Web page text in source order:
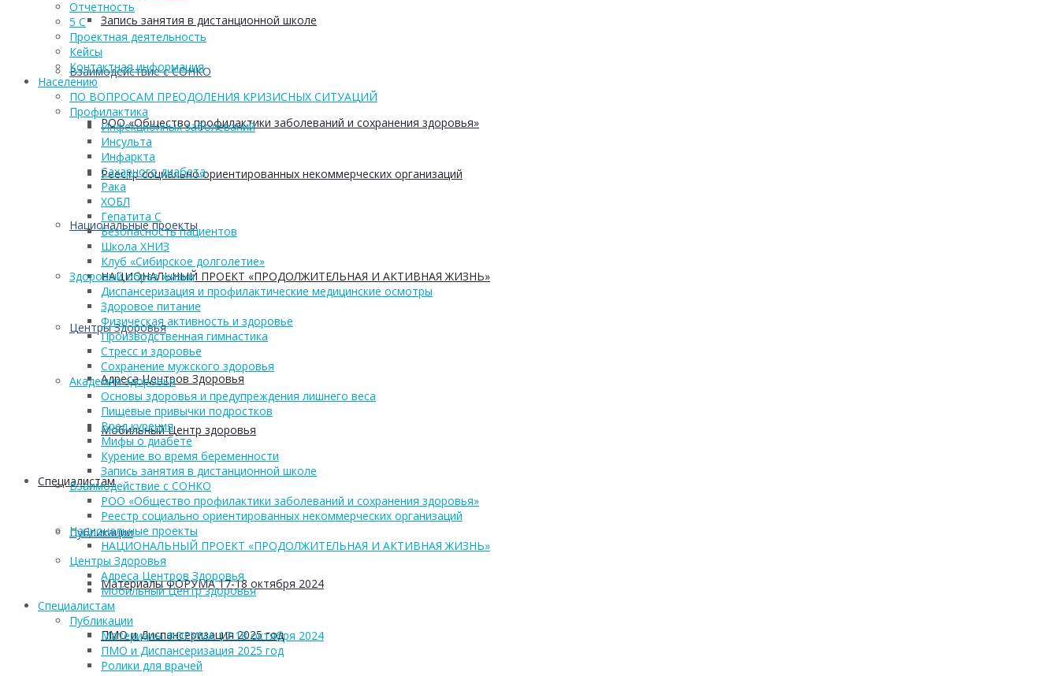
Запись занятия в дистанционной школе
Взаимодействие с СОНКО
РОО «Общество профилактики заболеваний и сохранения здоровья»
Реестр социально ориентированных некоммерческих организаций
Национальные проекты
НАЦИОНАЛЬНЫЙ ПРОЕКТ «ПРОДОЛЖИТЕЛЬНАЯ И АКТИВНАЯ ЖИЗНЬ»
Центры Здоровья
Адреса Центров Здоровья
Мобильный Центр здоровья
Cпециалистам
Публикации
Материалы ФОРУМА 17-18 октября 2024
ПМО и Диспансеризация 2025 год
Отчетность
5 С
Проектная деятельность
Кейсы
Контактная информация
Населению
ПО ВОПРОСАМ ПРЕОДОЛЕНИЯ КРИЗИСНЫХ СИТУАЦИЙ
Профилактика
Инфекционных заболеваний
Инсульта
Инфаркта
Сахарного диабета
Рака
ХОБЛ
Гепатита С
Безопасность пациентов
Школа ХНИЗ
Клуб «Сибирское долголетие»
Здоровый образ жизни
Диспансеризация и профилактические медицинские осмотры
Здоровое питание
Физическая активность и здоровье
Производственная гимнастика
Стресс и здоровье
Сохранение мужского здоровья
Академия здоровья
Основы здоровья и предупреждения лишнего веса
Пищевые привычки подростков
Вред курения
Мифы о диабете
Курение во время беременности
Запись занятия в дистанционной школе
Взаимодействие с СОНКО
РОО «Общество профилактики заболеваний и сохранения здоровья»
Реестр социально ориентированных некоммерческих организаций
Национальные проекты
НАЦИОНАЛЬНЫЙ ПРОЕКТ «ПРОДОЛЖИТЕЛЬНАЯ И АКТИВНАЯ ЖИЗНЬ»
Центры Здоровья
Адреса Центров Здоровья
Мобильный Центр здоровья
Cпециалистам
Публикации
Материалы ФОРУМА 17-18 октября 2024
ПМО и Диспансеризация 2025 год
Ролики для врачей